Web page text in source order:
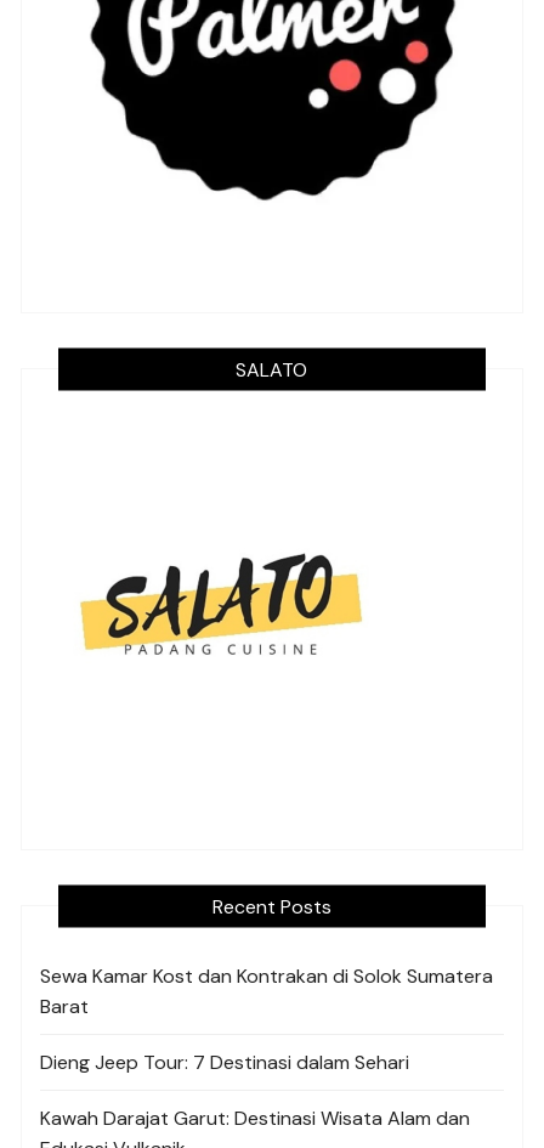
SALATO
Recent Posts
Sewa Kamar Kost dan Kontrakan di Solok Sumatera
Barat
Dieng Jeep Tour: 7 Destinasi dalam Sehari
Kawah Darajat Garut: Destinasi Wisata Alam dan